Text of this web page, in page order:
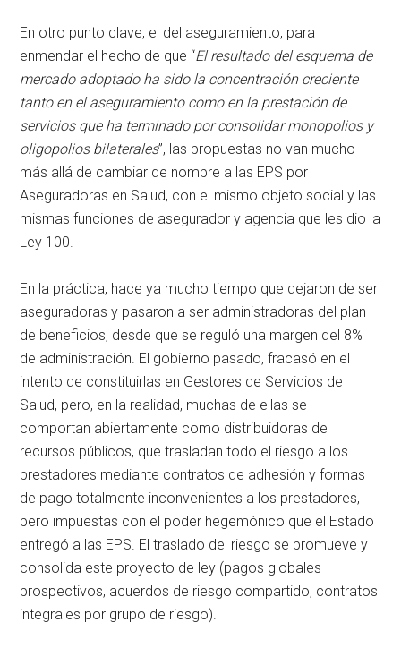
En otro punto clave, el del aseguramiento, para
enmendar el hecho de que “El resultado del esquema de
mercado adoptado ha sido la concentración creciente
tanto en el aseguramiento como en la prestación de
servicios que ha terminado por consolidar monopolios y
oligopolios bilaterales”, las propuestas no van mucho
más allá de cambiar de nombre a las EPS por
Aseguradoras en Salud, con el mismo objeto social y las
mismas funciones de asegurador y agencia que les dio la
Ley 100.
En la práctica, hace ya mucho tiempo que dejaron de ser
aseguradoras y pasaron a ser administradoras del plan
de beneficios, desde que se reguló una margen del 8%
de administración. El gobierno pasado, fracasó en el
intento de constituirlas en Gestores de Servicios de
Salud, pero, en la realidad, muchas de ellas se
comportan abiertamente como distribuidoras de
recursos públicos, que trasladan todo el riesgo a los
prestadores mediante contratos de adhesión y formas
de pago totalmente inconvenientes a los prestadores,
pero impuestas con el poder hegemónico que el Estado
entregó a las EPS. El traslado del riesgo se promueve y
consolida este proyecto de ley (pagos globales
prospectivos, acuerdos de riesgo compartido, contratos
integrales por grupo de riesgo).